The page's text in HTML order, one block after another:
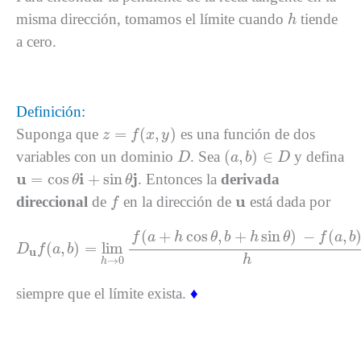
misma dirección, tomamos el límite cuando h
h tiende
a cero.
Definición:
Suponga que z = f(x, y)
x,y
es una función de dos
variables con un dominio D
D. Sea (a, b) ∈ D
( b)∈D y defina
u = cos θi + sinθj
u= cosθi+sin j . Entonces laderivada
direccional de f
f en la dirección deu
u está dada por
Du f(a, b) = lim
h→0
f (a + h cos θ, b + hsinθ) − f(a, b)
h
lim → 0 hcos θ b h sinθ (a )h
siempre que el límite exista. ♦